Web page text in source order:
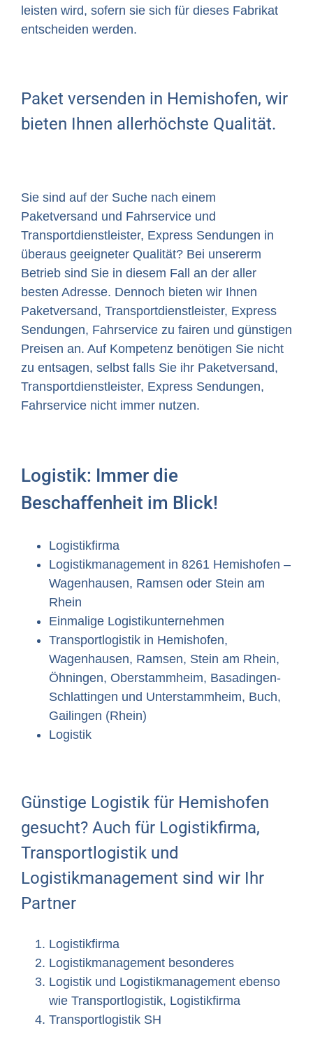
leisten wird, sofern sie sich für dieses Fabrikat
entscheiden werden.
Paket versenden in Hemishofen, wir
bieten Ihnen allerhöchste Qualität.
Sie sind auf der Suche nach einem
Paketversand und Fahrservice und
Transportdienstleister, Express Sendungen in
überaus geeigneter Qualität? Bei unsererm
Betrieb sind Sie in diesem Fall an der aller
besten Adresse. Dennoch bieten wir Ihnen
Paketversand, Transportdienstleister, Express
Sendungen, Fahrservice zu fairen und günstigen
Preisen an. Auf Kompetenz benötigen Sie nicht
zu entsagen, selbst falls Sie ihr Paketversand,
Transportdienstleister, Express Sendungen,
Fahrservice nicht immer nutzen.
Logistik: Immer die
Beschaffenheit im Blick!
Logistikfirma
Logistikmanagement in 8261 Hemishofen –
Wagenhausen, Ramsen oder Stein am
Rhein
Einmalige Logistikunternehmen
Transportlogistik in Hemishofen,
Wagenhausen, Ramsen, Stein am Rhein,
Öhningen, Oberstammheim, Basadingen-
Schlattingen und Unterstammheim, Buch,
Gailingen (Rhein)
Logistik
Günstige Logistik für Hemishofen
gesucht? Auch für Logistikfirma,
Transportlogistik und
Logistikmanagement sind wir Ihr
Partner
Logistikfirma
Logistikmanagement besonderes
Logistik und Logistikmanagement ebenso
wie Transportlogistik, Logistikfirma
Transportlogistik SH